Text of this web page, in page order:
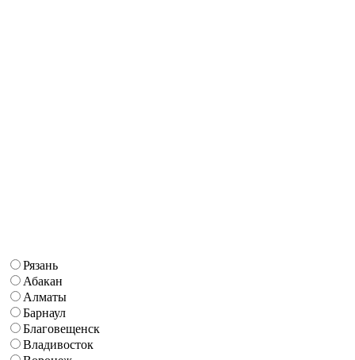
Рязань
Абакан
Алматы
Барнаул
Благовещенск
Владивосток